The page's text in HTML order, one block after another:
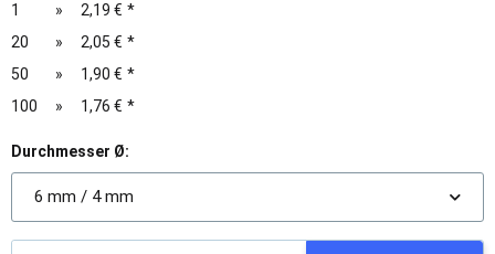
1
» 2,19 € *
20
» 2,05 € *
50
» 1,90 € *
100
» 1,76 € *
Durchmesser Ø:
6 mm / 4 mm